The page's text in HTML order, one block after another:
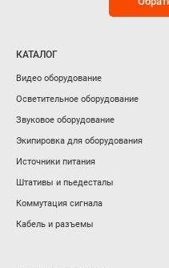
КАТАЛОГ
Видео оборудование
Осветительное оборудование
Звуковое оборудование
Экипировка для оборудования
Источники питания
Штативы и пьедесталы
Коммутация сигнала
Кабель и разъемы